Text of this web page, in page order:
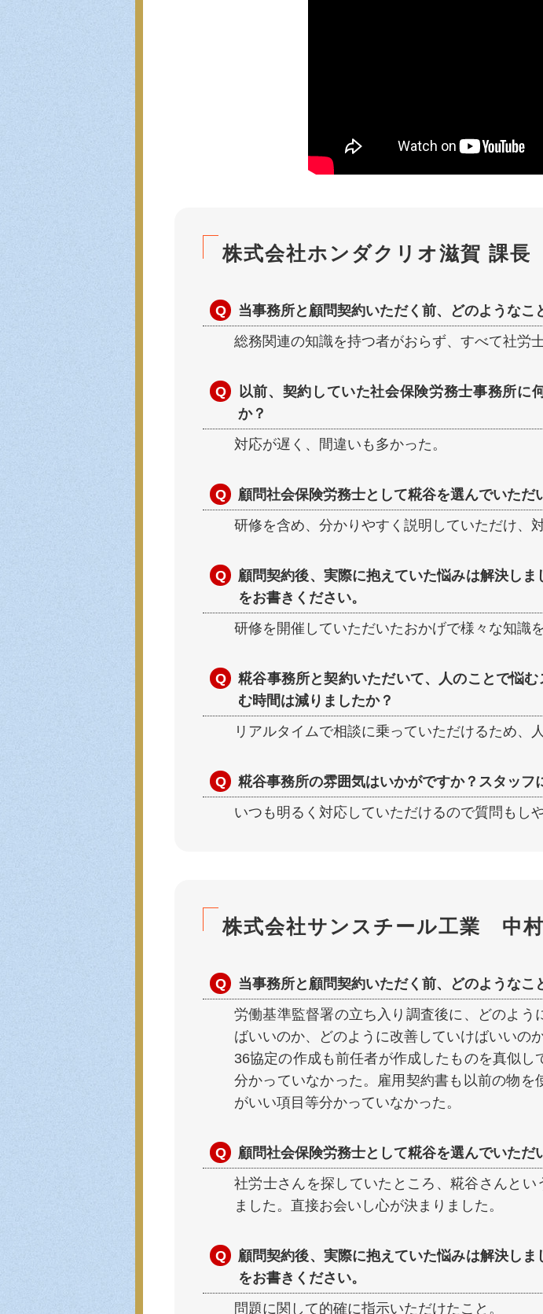
株式会社ホンダクリオ滋賀 課
当事務所と顧問契約いただく前、どのようなこ
総務関連の知識を持つ者がおらず、すべて社労
以前、契約していた社会保険労務士事務所に
か？
対応が遅く、間違いも多かった。
顧問社会保険労務士として糀谷を選んでいただ
研修を含め、分かりやすく説明していただけ、
顧問契約後、実際に抱えていた悩みは解決し
をお書きください。
研修を開催していただいたおかげで様々な知識
糀谷事務所と契約いただいて、人のことで悩
む時間は減りましたか？
リアルタイムで相談に乗っていただけるため、
糀谷事務所の雰囲気はいかがですか？スタッフ
いつも明るく対応していただけるので質問もし
株式会社サンスチール工業 中
当事務所と顧問契約いただく前、どのようなこ
労働基準監督署の立ち入り調査後に、どのよう
ばいいのか、どのように改善していけばいいの
36協定の作成も前任者が作成したものを真似し
分かっていなかった。雇用契約書も以前の物を
がいい項目等分かっていなかった。
顧問社会保険労務士として糀谷を選んでいただ
社労士さんを探していたところ、糀谷さんと
ました。直接お会いし心が決まりました。
顧問契約後、実際に抱えていた悩みは解決し
をお書きください。
問題に関して的確に指示いただけたこと。